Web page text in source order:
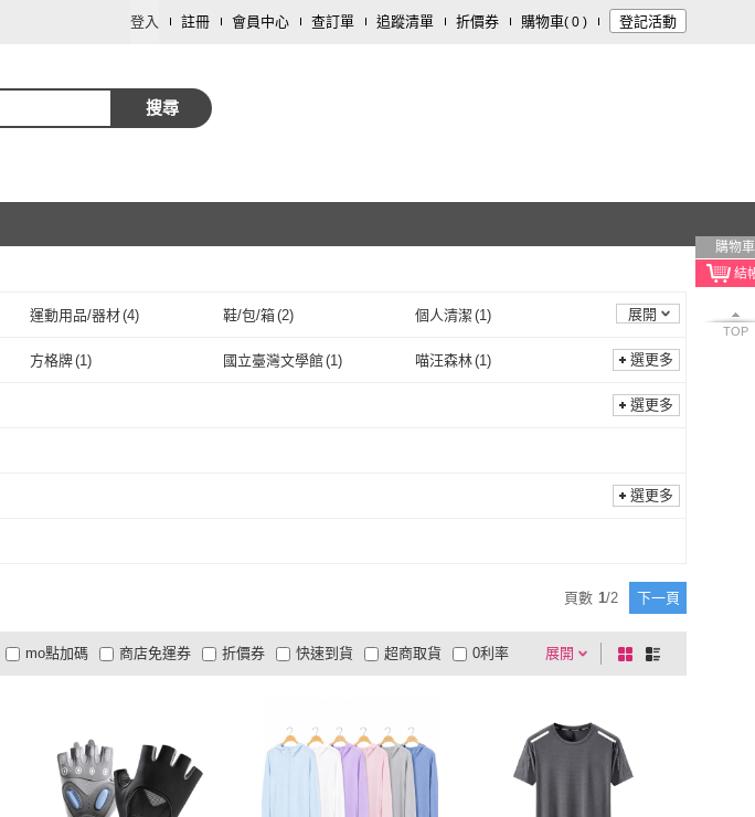
登入 註冊 會員中心 查訂單 追蹤清單 折價券 購物車( 0 ) 登記活動
搜尋
購物車
TOP
運動用品/器材(4) 鞋/包/箱(2) 個人清潔 (1)
旅遊行程/用品
展開
方格牌(1) 國立臺灣文學館(1) 喵汪森林(1) 選更多
選更多
選更多
頁數 1/2 下一頁
展開
折價券
有影片
商品有量 電視購物
mo點加碼 快速到貨 超商取貨
大家電安心配
大家電快配
商店免運券 0利率
棋
盤
列